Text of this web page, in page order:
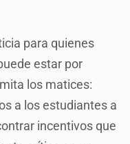
para quienes
estar por
los matices:
a los estudiantes a
incentivos que